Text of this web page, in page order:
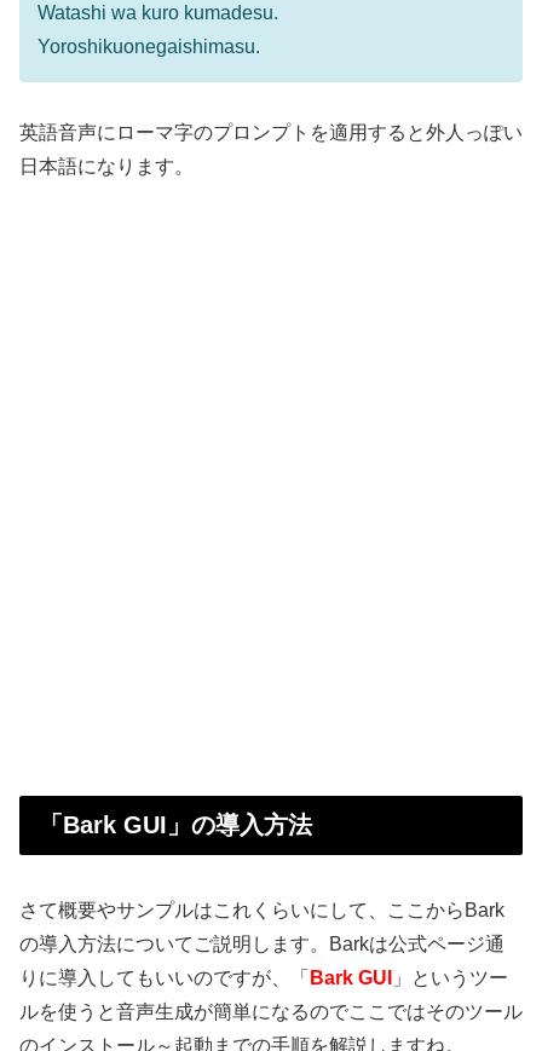
ー
Watashi wa kuro kumadesu.
Yoroshikuonegaishimasu.
英語音声にローマ字のプロンプトを適用すると外人っぽい
日本語になります。
「Bark GUI」の導入方法
さて概要やサンプルはこれくらいにして、ここからBark
の導入方法についてご説明します。Barkは公式ページ通
りに導入してもいいのですが、「 Bark GUI
」というツー
ルを使うと音声生成が簡単になるのでここではそのツール
のインストール～起動までの手順を解説しますね。